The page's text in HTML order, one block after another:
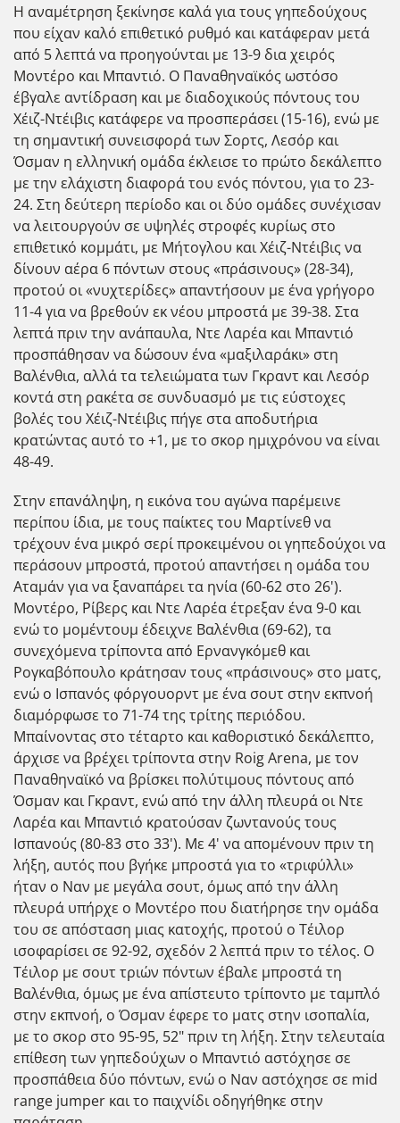
Η αναμέτρηση ξεκίνησε καλά για τους γηπεδούχους
που είχαν καλό επιθετικό ρυθμό και κατάφεραν μετά
από 5 λεπτά να προηγο΄υνται με 13-9 δια χειρός
Μοντέρο και Μπαντιό. Ο Παναθηναϊκός ωστόσο
έβγαλε αντίδραση και με διαδοχικούς πόντους του
Χέιζ-Ντέιβις κατάφερε να προσπεράσει (15-16), ενώ με
τη σημαντική συνεισφορά των Σορτς, Λεσόρ και
Όσμαν η ελληνική ομάδα έκλεισε το πρώτο δεκάλεπτο
με την ελάχιστη διαφορά του ενός πόντου, για το 23-
24. Στη δεύτερη περίοδο και οι δύο ομάδες συνέχισαν
να λειτουργούν σε υψηλές στροφές κυρίως στο
επιθετικό κομμάτι, με Μήτογλου και Χέιζ-Ντέιβις να
δίνουν αέρα 6 πόντων στους «πράσινους» (28-34),
προτού οι «νυχτερίδες» απαντήσουν με ένα γρήγορο
11-4 για να βρεθούν εκ νέου μπροστά με 39-38. Στα
λεπτά πριν την ανάπαυλα, Ντε Λαρέα και Μπαντιό
προσπάθησαν να δώσουν ένα «μαξιλαράκι» στη
Βαλένθια, αλλά τα τελειώματα των Γκραντ και Λεσόρ
κοντά στη ρακέτα σε συνδυασμό με τις εύστοχες
βολές του Χέιζ-Ντέιβις πήγε στα αποδυτήρια
κρατώντας αυτό το +1, με το σκορ ημιχρόνου να είναι
48-49.
Στην επανάληψη, η εικόνα του αγώνα παρέμεινε
περίπου ίδια, με τους παίκτες του Μαρτίνεθ να
τρέχουν ένα μικρό σερί προκειμένου οι γηπεδούχοι να
περάσουν μπροστά, προτού απαντήσει η ομάδα του
Αταμάν για να ξαναπάρει τα ηνία (60-62 στο 26').
Μοντέρο, Ρίβερς και Ντε Λαρέα έτρεξαν ένα 9-0 και
ενώ το μομέντουμ έδειχνε Βαλένθια (69-62), τα
συνεχόμενα τρίποντα από Ερνανγκόμεθ και
Ρογκαβόπουλο κράτησαν τους «πράσινους» στο ματς,
ενώ ο Ισπανός φόργουορντ με ένα σουτ στην εκπνοή
διαμόρφωσε το 71-74 της τρίτης περιόδου.
Μπαίνοντας στο τέταρτο και καθοριστικό δεκάλεπτο,
άρχισε να βρέχει τρίποντα στην Roig Arena, με τον
Παναθηναϊκό να βρίσκει πολύτιμους πόντους από
Όσμαν και Γκραντ, ενώ από την άλλη πλευρά οι Ντε
Λαρέα και Μπαντιό κρατούσαν ζωντανούς τους
Ισπανούς (80-83 στο 33'). Με 4' να απομένουν πριν τη
λήξη, αυτός που βγήκε μπροστά για το «τριφύλλι»
ήταν ο Ναν με μεγάλα σουτ, όμως από την άλλη
πλευρά υπήρχε ο Μοντέρο που διατήρησε την ομάδα
του σε απόσταση μιας κατοχής, προτού ο Τέιλορ
ισοφαρίσει σε 92-92, σχεδόν 2 λεπτά πριν το τέλος. Ο
Τέιλορ με σουτ τριών πόντων έβαλε μπροστά τη
Βαλένθια, όμως με ένα απίστευτο τρίποντο με ταμπλό
στην εκπνοή, ο Όσμαν έφερε το ματς στην ισοπαλία,
με το σκορ στο 95-95, 52" πριν τη λήξη. Στην τελευταία
επίθεση των γηπεδούχων ο Μπαντιό αστόχησε σε
προσπάθεια δύο πόντων, ενώ ο Ναν αστόχησε σε mid
range jumper και το παιχνίδι οδηγήθηκε στην